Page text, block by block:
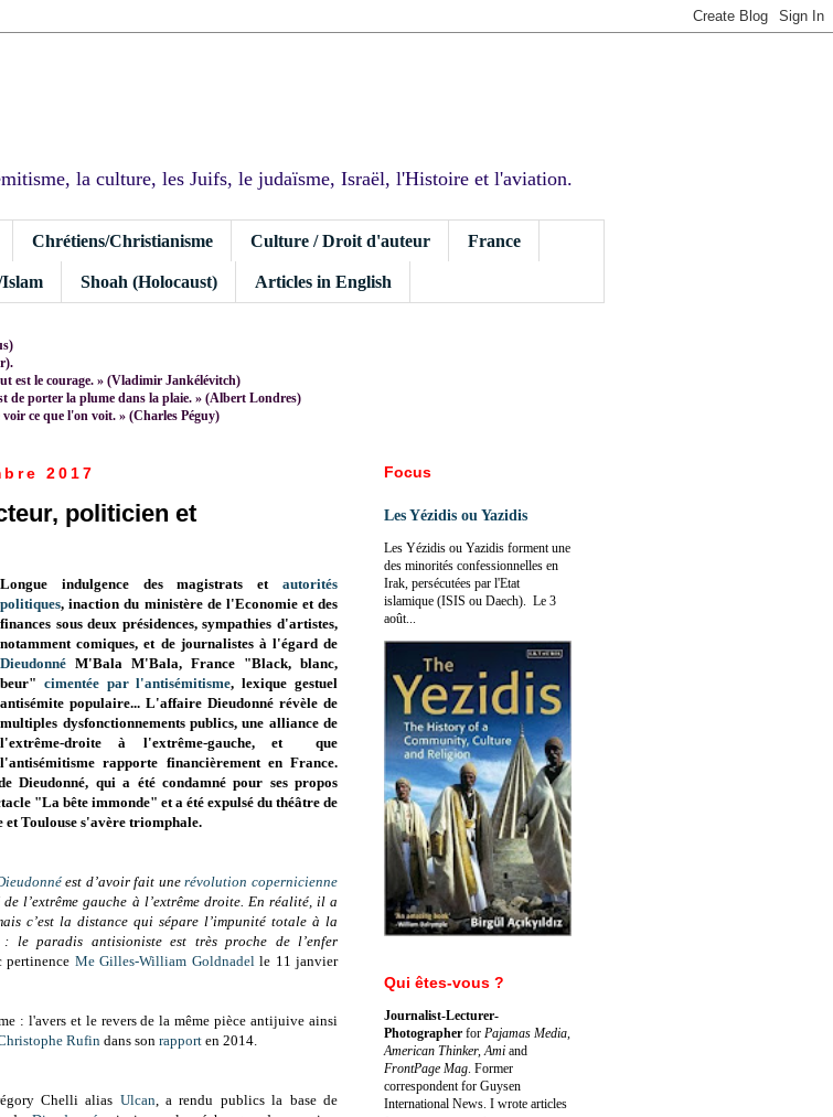
la culture, les Juifs, le judaïsme, Israël, l'Histoire et l'aviation.
Chrétiens/Christianisme Culture / Droit d'auteur France
Shoah (Holocaust) Articles in English
est le courage. » (Vladimir Jankélévitch)
de porter la plume dans la plaie. » (Albert Londres)
ce que l'on voit. » (Charles Péguy)
2017
politicien et
Longue indulgence des magistrats et autorités
politiques, inaction du ministère de l'Economie et des
finances sous deux présidences, sympathies d'artistes,
notamment comiques, et de journalistes à l'égard de
DieudonnéM'Bala M'Bala, France "Black, blanc,
beur" cimentée par l'antisémitisme, lexique gestuel
antisémite populaire... L'affaire Dieudonné révèle de
multiples dysfonctionnements publics, une alliance de
l'extrême-droite à l'extrême-gauche, et que
l'antisémitisme rapporte financièrement en France.
Dieudonné, qui a été condamné pour ses propos
"La bête immonde" et a été expulsé du théâtre de
Toulouse s'avère triomphale.
est d’avoir fait unerévolution copernicienne
l’extrême gauche à l’extrême droite. En réalité, il a
c’est la distance qui sépare l’impunité totale à la
le paradis antisioniste est très proche de l’enfer
pertinence Me Gilles-William Goldnadelle 11 janvier
: l'avers et le revers de la même pièce antijuive ainsi
Rufin dans son rapport en 2014.
Chelli alias Ulcan, a rendu publics la base de
Focus
Les Yézidis ou Yazidis
Les Yézidis ou Yazidis forment une
des minorités confessionnelles en
Irak, persécutées par l'Etat
islamique (ISIS ou Daech). Le 3
août...
Qui êtes-vous ?
Journalist-Lecturer-
Photographer for Pajamas Media,
American Thinker, Ami and
FrontPage Mag. Former
correspondent for Guysen
International News. I wrote articles